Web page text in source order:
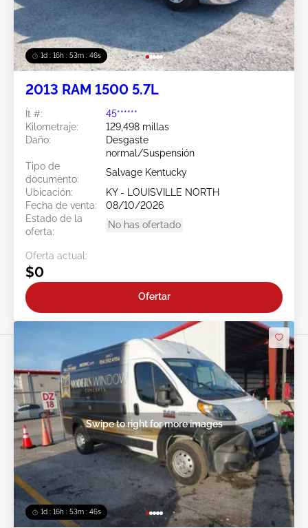
1d : 16h : 53m : 44s
2013 RAM 1500 5.7L
Ít #:
45******
Kilometraje:
129,498 millas
Daño:
Desgaste
normal/Suspensión
Tipo de
documento:
Salvage Kentucky
Ubicación:
KY - LOUISVILLE NORTH
Fecha de venta:
08/10/2026
Estado de la
oferta:
No has ofertado
Oferta actual:
$0
Ofertar
1d : 16h : 53m : 44s
Swipe to right for more images